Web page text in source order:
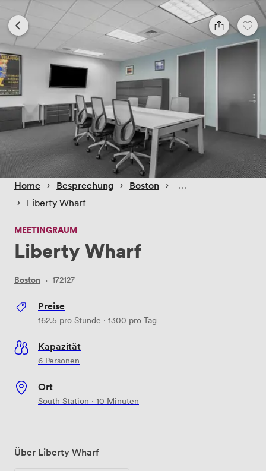
Home › Besprechung › Boston ›
› Liberty Wharf
MEETINGRAUM
Liberty Wharf
Boston · 172127
Preise
162.5 pro Stunde · 1300 pro Tag
Kapazität
6 Personen
Ort
South Station · 10 Minuten
Über Liberty Wharf